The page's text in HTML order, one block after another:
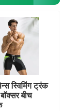
स्विमिंग ट्रंक
बीच